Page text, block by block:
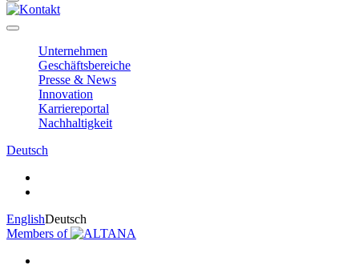
Unternehmen
Geschäftsbereiche
Presse & News
Innovation
Karriereportal
Nachhaltigkeit
Deutsch
EnglishDeutsch
Members of